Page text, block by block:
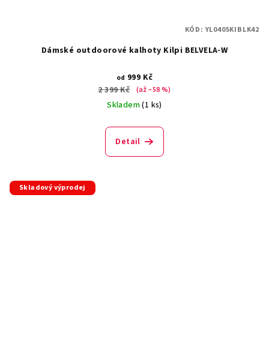
Dámské outdoorové kalhoty Kilpi BELVELA-W
od 999 Kč
2 399 Kč
(až –58 %)
Skladem(1 ks)
Detail
KÓD: YL0405KIBLK42
Skladový výprodej